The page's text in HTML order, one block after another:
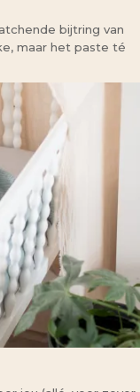
bijtring van
maar het paste té